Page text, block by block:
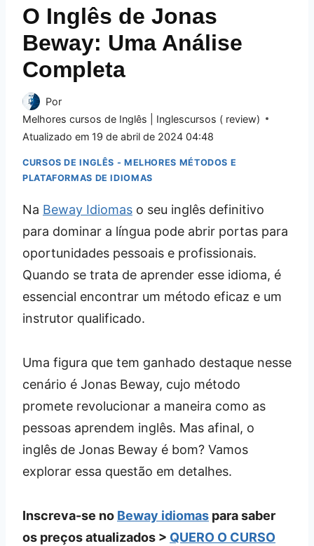
O Inglês de Jonas
Beway: Uma Análise
Completa
Por
Melhores cursos de Inglês | Inglescursos ( review)
Atualizado em 19 de abril de 2024 04:48
CURSOS DE INGLÊS - MELHORES MÉTODOS E
PLATAFORMAS DE IDIOMAS
Na Beway Idiomas o seu inglês definitivo
para dominar a língua pode abrir portas para
oportunidades pessoais e profissionais.
Quando se trata de aprender esse idioma, é
essencial encontrar um método eficaz e um
instrutor qualificado.
Uma figura que tem ganhado destaque nesse
cenário é Jonas Beway, cujo método
promete revolucionar a maneira como as
pessoas aprendem inglês. Mas afinal, o
inglês de Jonas Beway é bom? Vamos
explorar essa questão em detalhes.
Inscreva-se no Beway idiomas para saber
os preços atualizados > QUERO O CURSO